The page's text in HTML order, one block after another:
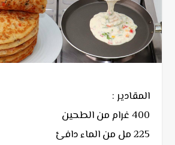
المقادير :
400 غرام من الطحين
225 مل من الماء دافئ